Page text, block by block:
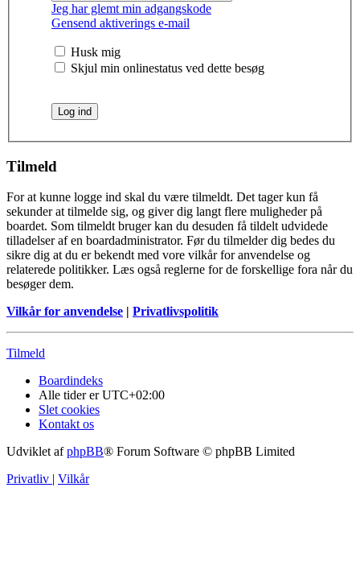
Jeg har glemt min adgangskode
Gensend aktiverings e-mail
Husk mig
Skjul min onlinestatus ved dette besøg
Tilmeld
For at kunne logge ind skal du være tilmeldt. Det tager kun få
sekunder at tilmelde sig, og giver dig langt flere muligheder på
boardet. Som tilmeldt bruger kan du desuden få tildelt udvidede
tilladelser af en boardadministrator. Før du tilmelder dig bedes du
sikre dig at du er bekendt med vore vilkår for anvendelse og
relaterede politikker. Læs også reglerne for de forskellige fora når du
besøger dem.
Vilkår for anvendelse | Privatlivspolitik
Tilmeld
Boardindeks
Alle tider erUTC+02:00
Slet cookies
Kontakt os
Udviklet afphpBB® Forum Software © phpBB Limited
Privatliv | Vilkår